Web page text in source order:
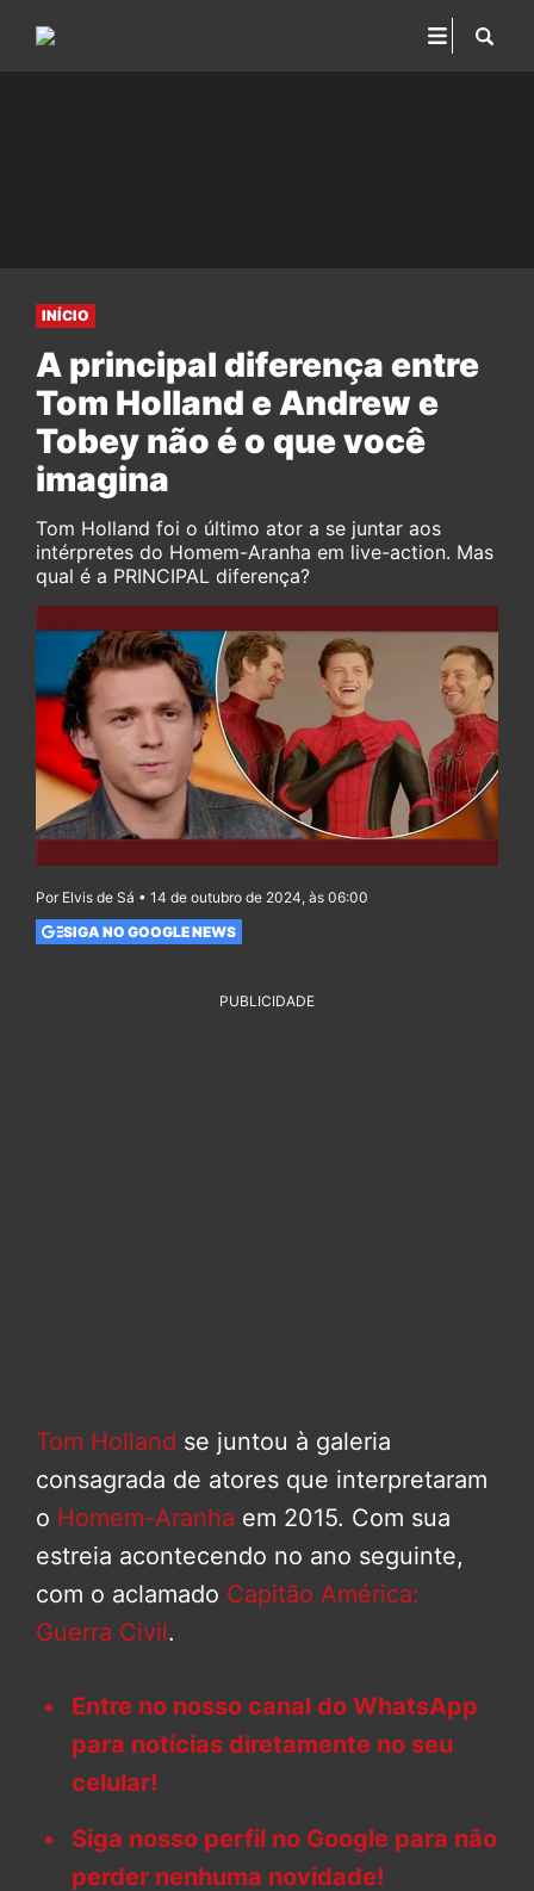
INÍCIO
A principal diferença entre
Tom Holland e Andrew e
Tobey não é o que você
imagina
Tom Holland foi o último ator a se juntar aos
intérpretes do Homem-Aranha em live-action. Mas
qual é a PRINCIPAL diferença?
Por Elvis de Sá • 14 de outubro de 2024, às 06:00
SIGA NO GOOGLE NEWS
PUBLICIDADE
Tom Holland se juntou à galeria
consagrada de atores que interpretaram
o Homem-Aranha em 2015. Com sua
estreia acontecendo no ano seguinte,
com o aclamado Capitão América:
Guerra Civil.
Entre no nosso canal do WhatsApp
para notícias diretamente no seu
celular!
Siga nosso perfil no Google para não
perder nenhuma novidade!